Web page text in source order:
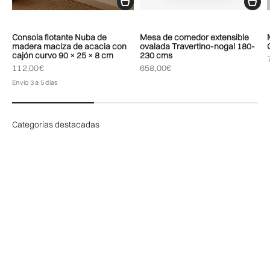
Consola flotante Nuba de
madera maciza de acacia con
cajón curvo 90 × 25 × 8 cm
Precio de oferta
112,00€
Envío 3 a 5 días
Mesa de comedor extensible
ovalada Travertino-nogal 180-
230 cms
Precio de oferta
658,00€
Categorías destacadas